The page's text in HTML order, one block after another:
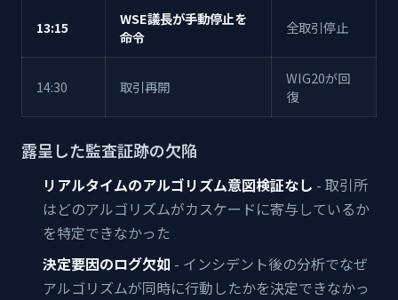
13:15
WSE議長が手動停止を
命令
全取引停止
14:30 取引再開
WIG20が回
復
露呈した監査証跡の欠陥
リアルタイムのアルゴリズム意図検証なし - 取引所
はどのアルゴリズムがカスケードに寄与しているか
を特定できなかった
決定要因のログ欠如 - インシデント後の分析でなぜ
アルゴリズムが同時に行動したかを決定できなかっ